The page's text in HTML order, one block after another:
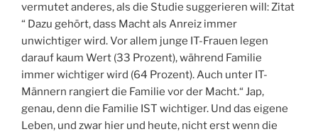
vermutet anderes, als die Studie suggerieren will: Zitat
“ Dazu gehört, dass Macht als Anreiz immer
unwichtiger wird. Vor allem junge IT-Frauen legen
darauf kaum Wert (33 Prozent), während Familie
immer wichtiger wird (64 Prozent). Auch unter IT-
Männern rangiert die Familie vor der Macht.“ Jap,
genau, denn die Familie IST wichtiger. Und das eigene
Leben, und zwar hier und heute, nicht erst wenn die